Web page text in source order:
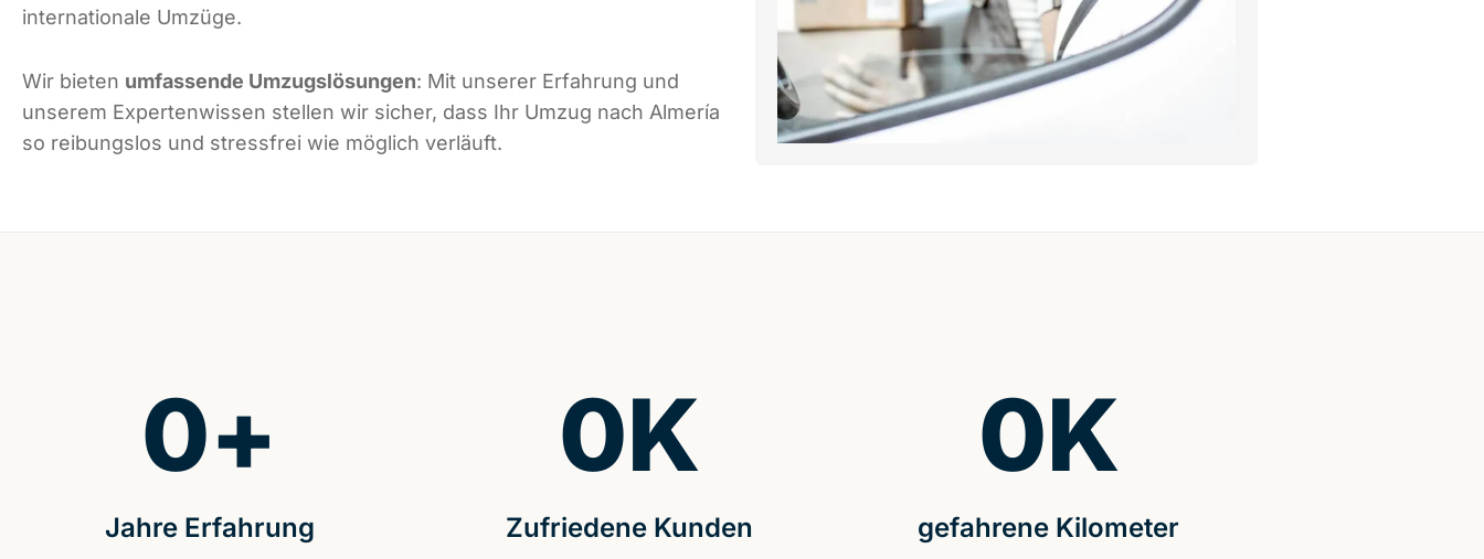
internationale Umzüge.
Wir bieten umfassende Umzugslösungen: Mit unserer Erfahrung und
unserem Expertenwissen stellen wir sicher, dass Ihr Umzug nach Almería
so reibungslos und stressfrei wie möglich verläuft.
Jahre Erfahrung
0+
Zufriedene Kunden
0K
gefahrene Kilometer
0K